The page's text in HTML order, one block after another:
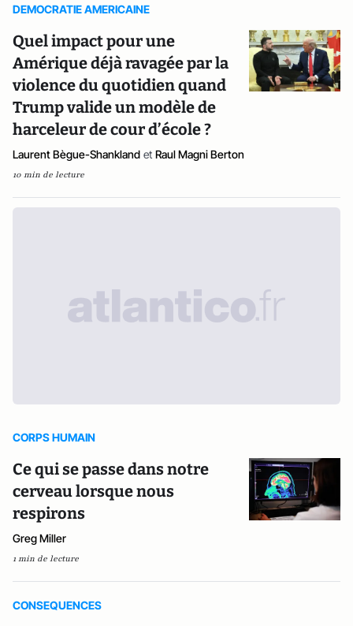
DEMOCRATIE AMERICAINE
Quel impact pour une
Amérique déjà ravagée par la
violence du quotidien quand
Trump valide un modèle de
harceleur de cour d’école ?
Laurent Bègue-Shankland et Raul Magni Berton
10 min de lecture
CORPS HUMAIN
Ce qui se passe dans notre
cerveau lorsque nous
respirons
Greg Miller
1 min de lecture
CONSEQUENCES